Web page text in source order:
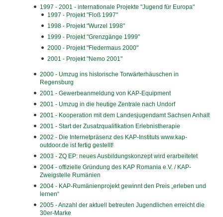
1997 - 2001 - internationale Projekte "Jugend für Europa"
1997 - Projekt "Floß 1997"
1998 - Projekt "Wurzel 1998"
1999 - Projekt "Grenzgänge 1999"
2000 - Projekt "Fledermaus 2000"
2001 - Projekt "Nemo 2001"
2000 - Umzug ins historische Torwärterhäuschen in
Regensburg
2001 - Gewerbeanmeldung von KAP-Equipment
2001 - Umzug in die heutige Zentrale nach Undorf
2001 - Kooperation mit dem Landesjugendamt Sachsen Anhalt
2001 - Start der Zusatzqualifikation Erlebnistherapie
2002 - Die Internetpräsenz des KAP-Instituts www.kap-
outdoor.de ist fertig gestellt!
2003 - ZQ EP: neues Ausbildungskonzept wird erarbeitetet
2004 - offizielle Gründung des KAP Romania e.V. / KAP-
Zweigstelle Rumänien
2004 - KAP-Rumänienprojekt gewinnt den Preis „erleben und
lernen“
2005 - Anzahl der aktuell betreuten Jugendlichen erreicht die
30er-Marke